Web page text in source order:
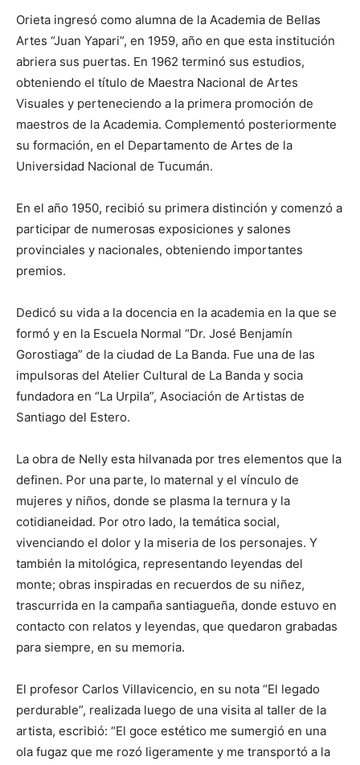
Orieta ingresó como alumna de la Academia de Bellas
Artes “Juan Yapari”, en 1959, año en que esta institución
abriera sus puertas. En 1962 terminó sus estudios,
obteniendo el título de Maestra Nacional de Artes
Visuales y perteneciendo a la primera promoción de
maestros de la Academia. Complementó posteriormente
su formación, en el Departamento de Artes de la
Universidad Nacional de Tucumán.
En el año 1950, recibió su primera distinción y comenzó a
participar de numerosas exposiciones y salones
provinciales y nacionales, obteniendo importantes
premios.
Dedicó su vida a la docencia en la academia en la que se
formó y en la Escuela Normal “Dr. José Benjamín
Gorostiaga” de la ciudad de La Banda. Fue una de las
impulsoras del Atelier Cultural de La Banda y socia
fundadora en “La Urpila”, Asociación de Artistas de
Santiago del Estero.
La obra de Nelly esta hilvanada por tres elementos que la
definen. Por una parte, lo maternal y el vínculo de
mujeres y niños, donde se plasma la ternura y la
cotidianeidad. Por otro lado, la temática social,
vivenciando el dolor y la miseria de los personajes. Y
también la mitológica, representando leyendas del
monte; obras inspiradas en recuerdos de su niñez,
trascurrida en la campaña santiagueña, donde estuvo en
contacto con relatos y leyendas, que quedaron grabadas
para siempre, en su memoria.
El profesor Carlos Villavicencio, en su nota “El legado
perdurable”, realizada luego de una visita al taller de la
artista, escribió: “El goce estético me sumergió en una
ola fugaz que me rozó ligeramente y me transportó a la